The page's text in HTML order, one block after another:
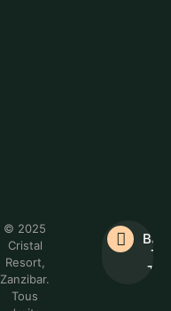
© 2025
Cristal
Resort,
Zanzibar.
Tous
To
Top